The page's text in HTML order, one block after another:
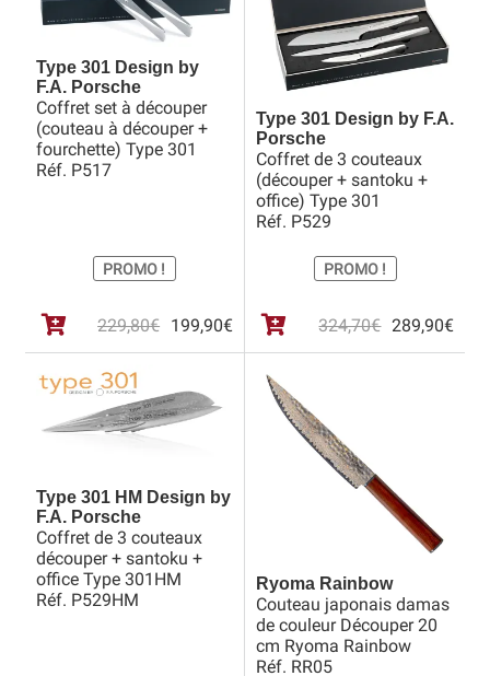
Type 301 Design by
F.A. Porsche
Coffret set à découper
(couteau à découper +
fourchette) Type 301
Réf. P517
PROMO !
229,80€
Le
était :
229,80€.
199,90€Le
199,90€.
Type 301 Design by F.A.
Porsche
Coffret de 3 couteaux
(découper + santoku +
office) Type 301
Réf. P529
PROMO !
324,70€
Le
289,90€Le
Type 301 HM Design by
F.A. Porsche
Coffret de 3 couteaux
découper + santoku +
office Type 301HM
Réf. P529HM
Ryoma Rainbow
Couteau japonais damas
de couleur Découper 20
cm Ryoma Rainbow
Réf. RR05